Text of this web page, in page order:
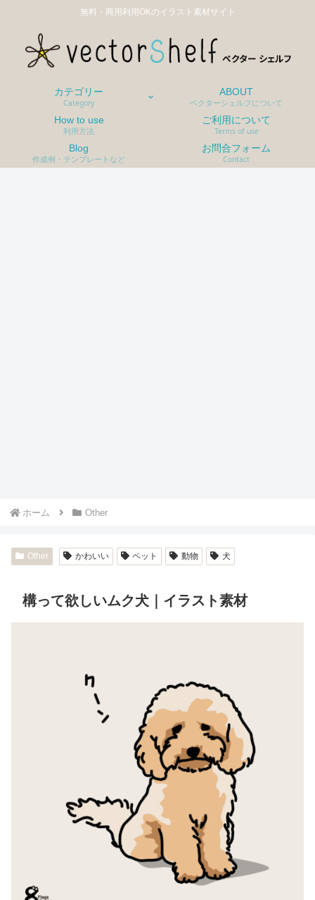
無料・商用利用OKのイラスト素材サイト
カテゴリー
Category
ABOUT
ベクターシェルフについて
How to use
利用方法
ご利用について
Terms of use
Blog
作成例・テンプレートなど
お問合フォーム
Contact
ホーム Other
Other かわいい ペット 動物 犬
構って欲しいムク犬｜イラスト素材